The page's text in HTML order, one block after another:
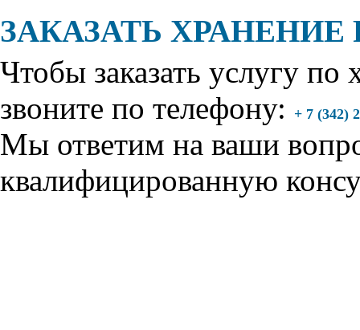
ЗАКАЗАТЬ
Чтобы заказать услугу по
звоните по телефону:
+ 7 (342)
Мы ответим на ваши
квалифицированную